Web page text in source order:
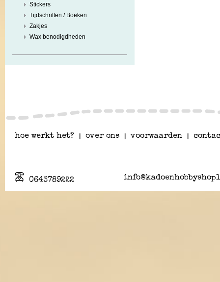
Stickers
Tijdschriften / Boeken
Zakjes
Wax benodigdheden
hoe werkt het? over ons voorwaarden
0643789222